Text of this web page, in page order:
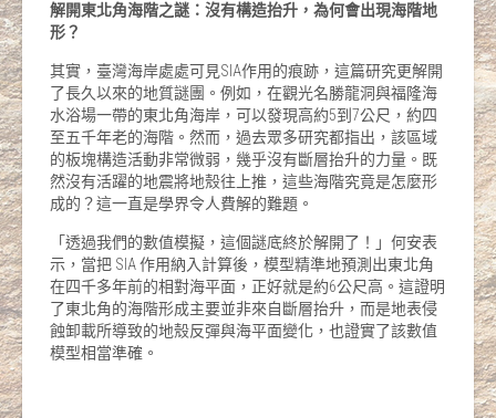
解開東北角海階之謎：沒有構造抬升，為何會出現海階地
形？
其實，臺灣海岸處處可見SIA作用的痕跡，這篇研究更解開
了長久以來的地質謎團。例如，在觀光名勝龍洞與福隆海
水浴場一帶的東北角海岸，可以發現高約5到7公尺，約四
至五千年老的海階。然而，過去眾多研究都指出，該區域
的板塊構造活動非常微弱，幾乎沒有斷層抬升的力量。既
然沒有活躍的地震將地殼往上推，這些海階究竟是怎麼形
成的？這一直是學界令人費解的難題。
「透過我們的數值模擬，這個謎底終於解開了！」何安表
示，當把 SIA 作用納入計算後，模型精準地預測出東北角
在四千多年前的相對海平面，正好就是約6公尺高。這證明
了東北角的海階形成主要並非來自斷層抬升，而是地表侵
蝕卸載所導致的地殼反彈與海平面變化，也證實了該數值
模型相當準確。